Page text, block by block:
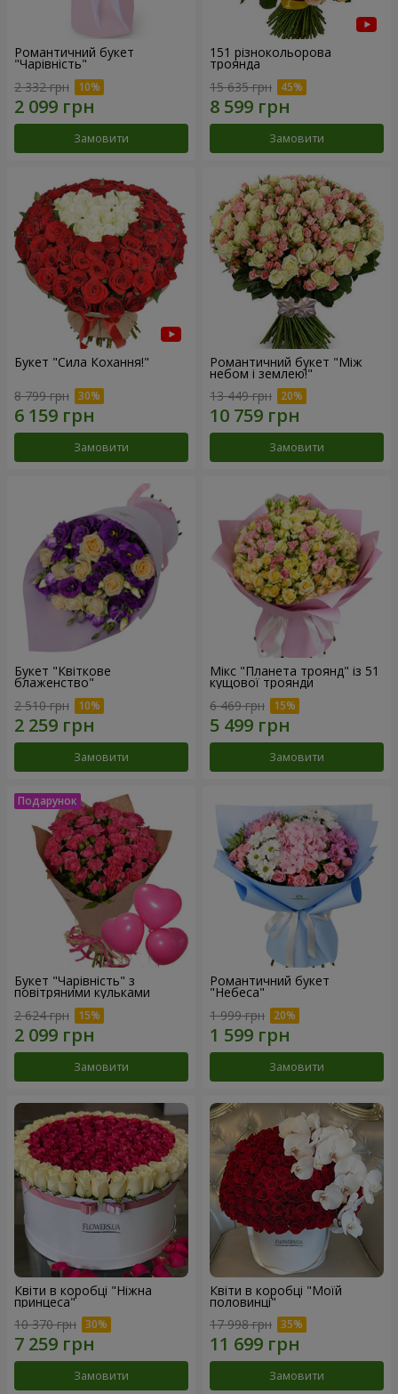
Романтичний букет
"Чарівність"
2 332 грн
Замовити
151 різнокольорова
троянда
15 635 грн
Замовити
Букет "Сила Кохання!"
8 799 грн
Замовити
Романтичний букет "Між
небом і землею!"
13 449 грн
Замовити
Букет "Квіткове
блаженство"
2 510 грн
Замовити
Мікс "Планета троянд" із 51
кущової троянди
6 469 грн
Замовити
Букет "Чарівність" з
повітряними кульками
2 624 грн
Замовити
Романтичний букет
"Небеса"
1 999 грн
Замовити
Квіти в коробці "Ніжна
принцеса"
10 370 грн
Замовити
Квіти в коробці "Моїй
половинці"
17 998 грн
Замовити